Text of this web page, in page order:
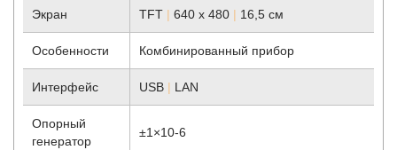
Экран TFT | 640 х 480 | 16,5 см
Особенности Комбинированный прибор
Интерфейс USB | LAN
Опорный
генератор
±1×10-6